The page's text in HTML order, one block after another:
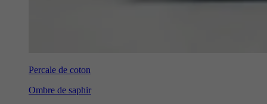
Percale de coton
Ombre de saphir